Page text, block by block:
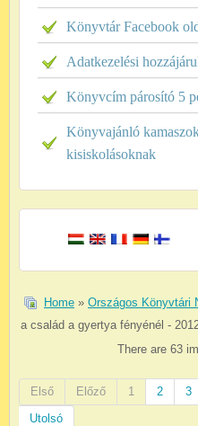
Könyvtár Facebook
Adatkezelési
Könyvcím párosító 5
Könyvajánló
kisiskolásoknak
Home » Országos Könyvtári
a család a gyertya fényénél -
There are 63
Első Előző 1 2 3
Utolsó